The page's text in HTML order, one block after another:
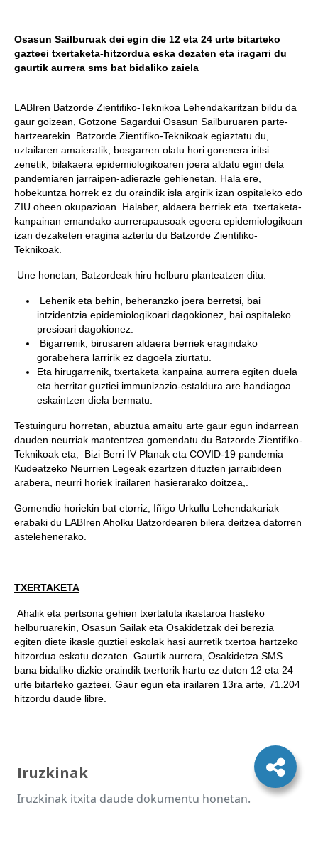
Osasun Sailburuak dei egin die 12 eta 24 urte bitarteko
gazteei txertaketa-hitzordua eska dezaten eta iragarri du
gaurtik aurrera sms bat bidaliko zaiela
LABIren Batzorde Zientifiko-Teknikoa Lehendakaritzan bildu da
gaur goizean, Gotzone Sagardui Osasun Sailburuaren parte-
hartzearekin. Batzorde Zientifiko-Teknikoak egiaztatu du,
uztailaren amaieratik, bosgarren olatu hori gorenera iritsi
zenetik, bilakaera epidemiologikoaren joera aldatu egin dela
pandemiaren jarraipen-adierazle gehienetan. Hala ere,
hobekuntza horrek ez du oraindik isla argirik izan ospitaleko edo
ZIU oheen okupazioan. Halaber, aldaera berriek eta txertaketa-
kanpainan emandako aurrerapausoak egoera epidemiologikoan
izan dezaketen eragina aztertu du Batzorde Zientifiko-
Teknikoak.
Une honetan, Batzordeak hiru helburu planteatzen ditu:
Lehenik eta behin, beheranzko joera berretsi, bai
intzidentzia epidemiologikoari dagokionez, bai ospitaleko
presioari dagokionez.
Bigarrenik, birusaren aldaera berriek eragindako
gorabehera larririk ez dagoela ziurtatu.
Eta hirugarrenik, txertaketa kanpaina aurrera egiten duela
eta herritar guztiei immunizazio-estaldura are handiagoa
eskaintzen diela bermatu.
Testuinguru horretan, abuztua amaitu arte gaur egun indarrean
dauden neurriak mantentzea gomendatu du Batzorde Zientifiko-
Teknikoak eta, Bizi Berri IV Planak eta COVID-19 pandemia
Kudeatzeko Neurrien Legeak ezartzen dituzten jarraibideen
arabera, neurri horiek irailaren hasierarako doitzea,.
Gomendio horiekin bat etorriz, Iñigo Urkullu Lehendakariak
erabaki du LABIren Aholku Batzordearen bilera deitzea datorren
astelehenerako.
TXERTAKETA
Ahalik eta pertsona gehien txertatuta ikastaroa hasteko
helburuarekin, Osasun Sailak eta Osakidetzak dei berezia
egiten diete ikasle guztiei eskolak hasi aurretik txertoa hartzeko
hitzordua eskatu dezaten. Gaurtik aurrera, Osakidetza SMS
bana bidaliko dizkie oraindik txertorik hartu ez duten 12 eta 24
urte bitarteko gazteei. Gaur egun eta irailaren 13ra arte, 71.204
hitzordu daude libre.
Iruzkinak
Iruzkinak itxita daude dokumentu honetan.